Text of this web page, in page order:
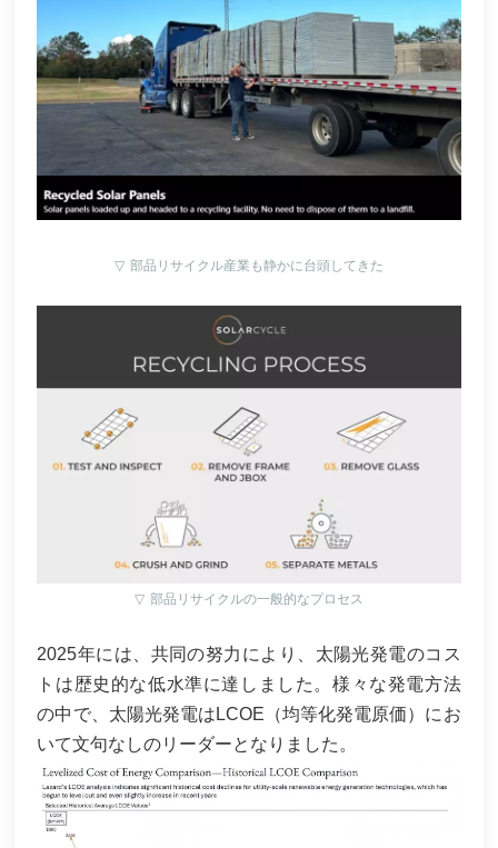
▽ 部品リサイクル産業も静かに台頭してきた
▽ 部品リサイクルの一般的なプロセス
2025年には、共同の努力により、太陽光発電のコス
トは歴史的な低水準に達しました。様々な発電方法
の中で、太陽光発電はLCOE（均等化発電原価）にお
いて文句なしのリーダーとなりました。